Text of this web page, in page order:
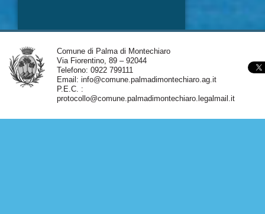
Comune di Palma di Montechiaro
Via Fiorentino, 89 – 92044
Telefono: 0922 799111
Email: info@comune.palmadimontechiaro.ag.it
P.E.C. :
protocollo@comune.palmadimontechiaro.legalmail.it